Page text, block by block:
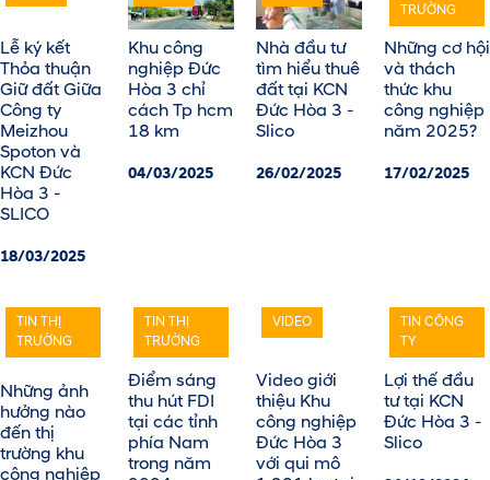
Lễ ký kết
Thỏa thuận
Giữ đất Giữa
Công ty
Meizhou
Spoton và
KCN Đức
Hòa 3 -
SLICO
18/03/2025
Khu công
nghiệp Đức
Hòa 3 chỉ
cách Tp hcm
18 km
04/03/2025
Nhà đầu tư
tìm hiểu thuê
đất tại KCN
Đức Hòa 3 -
Slico
26/02/2025
TRƯỜNG
Những cơ hội
và thách
thức khu
công nghiệp
năm 2025?
17/02/2025
TIN THỊ
TRƯỜNG
Những ảnh
hưởng nào
đến thị
trường khu
công nghiệp
TIN THỊ
TRƯỜNG
Điểm sáng
thu hút FDI
tại các tỉnh
phía Nam
trong năm
VIDEO
Video giới
thiệu Khu
công nghiệp
Đức Hòa 3
với qui mô
TIN CÔNG
TY
Lợi thế đầu
tư tại KCN
Đức Hòa 3 -
Slico